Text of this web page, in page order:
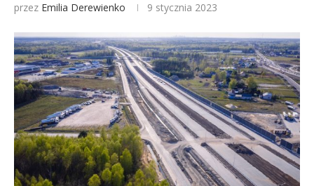
przez Emilia Derewienko 9 stycznia 2023